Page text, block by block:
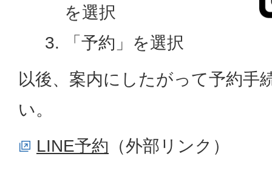
を選択
「予約」を選択
以後、案内にしたがって予約手
い。
LINE予約 （外部リンク）